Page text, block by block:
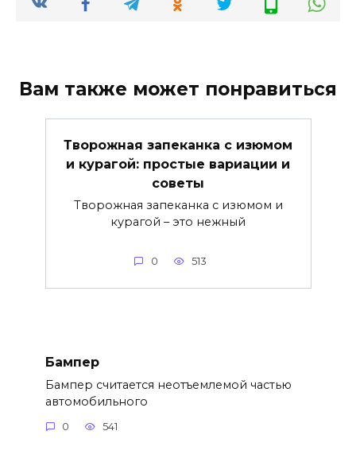
Вам также может понравиться
Творожная запеканка с изюмом
и курагой: простые вариации и
советы
Творожная запеканка с изюмом и
курагой – это нежный
0 513
Бампер
Бампер считается неотъемлемой частью
автомобильного
0 541